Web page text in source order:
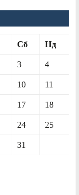
Сб Нд
3 4
10 11
17 18
24 25
31